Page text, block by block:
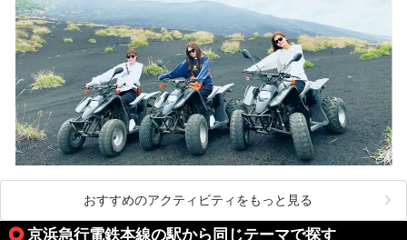
おすすめのアクティビティをもっと見る
京浜急行電鉄本線の駅から同じテーマで探す